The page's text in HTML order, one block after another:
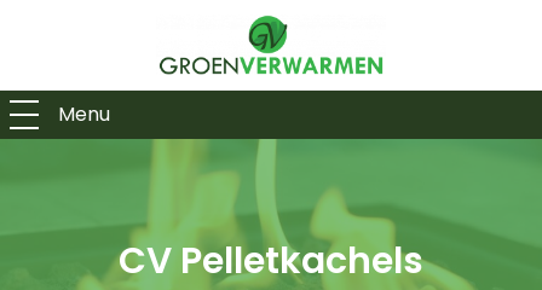
Menu
CV Pelletkachels